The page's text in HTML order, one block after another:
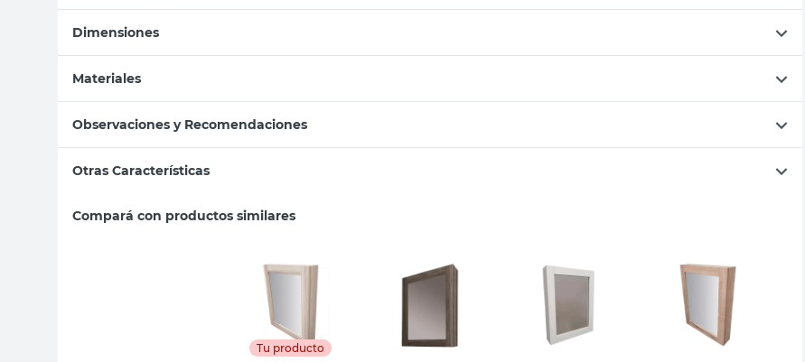
Dimensiones
Materiales
Observaciones y Recomendaciones
Otras Características
Compará con productos similares
Tu producto